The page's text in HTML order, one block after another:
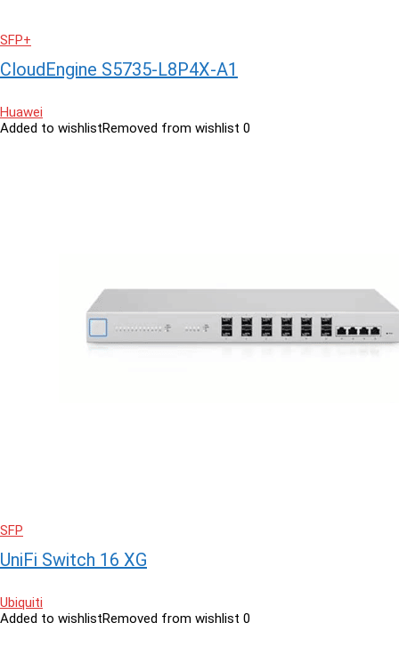
SFP+
CloudEngine S5735-L8P4X-A1
Huawei
Added to wishlistRemoved from wishlist 0
SFP
UniFi Switch 16 XG
Ubiquiti
Added to wishlistRemoved from wishlist 0